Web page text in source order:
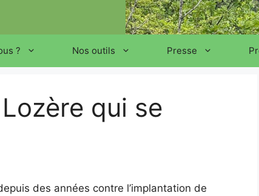
? Nos outils Presse
qui se
des années contre l’implantation de